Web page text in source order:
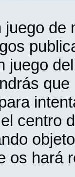
juego de
juego
centro
os hará